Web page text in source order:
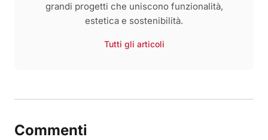
grandi progetti che uniscono funzionalità,
estetica e sostenibilità.
Tutti gli articoli
Commenti